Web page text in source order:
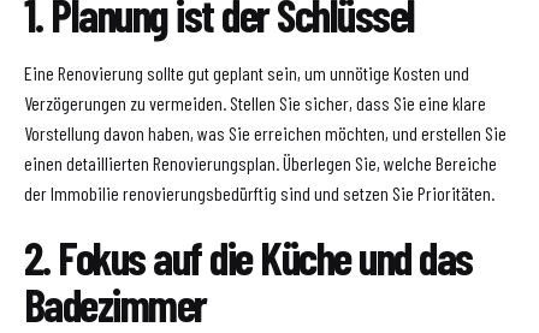
1. Planung ist der Schlüssel
Eine Renovierung sollte gut geplant sein, um unnötige Kosten und
Verzögerungen zu vermeiden. Stellen Sie sicher, dass Sie eine klare
Vorstellung davon haben, was Sie erreichen möchten, und erstellen Sie
einen detaillierten Renovierungsplan. Überlegen Sie, welche Bereiche
der Immobilie renovierungsbedürftig sind und setzen Sie Prioritäten.
2. Fokus auf die Küche und das
Badezimmer